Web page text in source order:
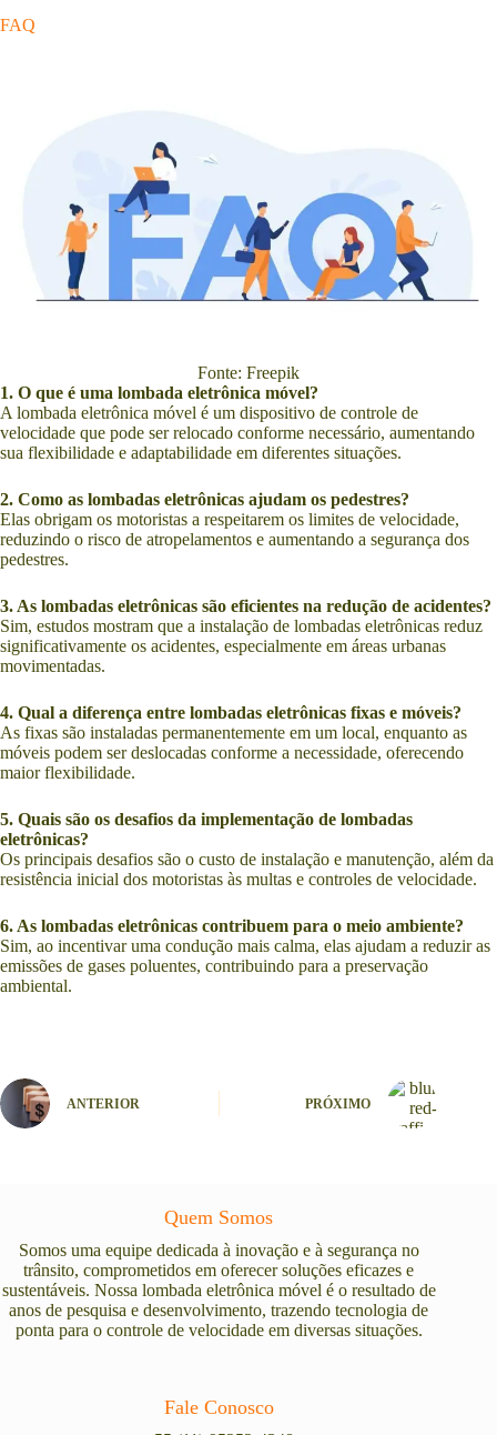
FAQ
Fonte: Freepik
1. O que é uma lombada eletrônica móvel?
A lombada eletrônica móvel é um dispositivo de controle de
velocidade que pode ser relocado conforme necessário, aumentando
sua flexibilidade e adaptabilidade em diferentes situações.
2. Como as lombadas eletrônicas ajudam os pedestres?
Elas obrigam os motoristas a respeitarem os limites de velocidade,
reduzindo o risco de atropelamentos e aumentando a segurança dos
pedestres.
3. As lombadas eletrônicas são eficientes na redução de acidentes?
Sim, estudos mostram que a instalação de lombadas eletrônicas reduz
significativamente os acidentes, especialmente em áreas urbanas
movimentadas.
4. Qual a diferença entre lombadas eletrônicas fixas e móveis?
As fixas são instaladas permanentemente em um local, enquanto as
móveis podem ser deslocadas conforme a necessidade, oferecendo
maior flexibilidade.
5. Quais são os desafios da implementação de lombadas
eletrônicas?
Os principais desafios são o custo de instalação e manutenção, além da
resistência inicial dos motoristas às multas e controles de velocidade.
6. As lombadas eletrônicas contribuem para o meio ambiente?
Sim, ao incentivar uma condução mais calma, elas ajudam a reduzir as
emissões de gases poluentes, contribuindo para a preservação
ambiental.
ANTERIOR PRÓXIMO
Quem Somos
Somos uma equipe dedicada à inovação e à segurança no
trânsito, comprometidos em oferecer soluções eficazes e
sustentáveis. Nossa lombada eletrônica móvel é o resultado de
anos de pesquisa e desenvolvimento, trazendo tecnologia de
ponta para o controle de velocidade em diversas situações.
Fale Conosco